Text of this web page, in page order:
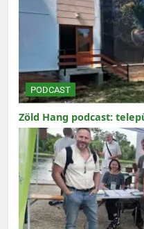
PODCAST
Zöld Hang podcast: